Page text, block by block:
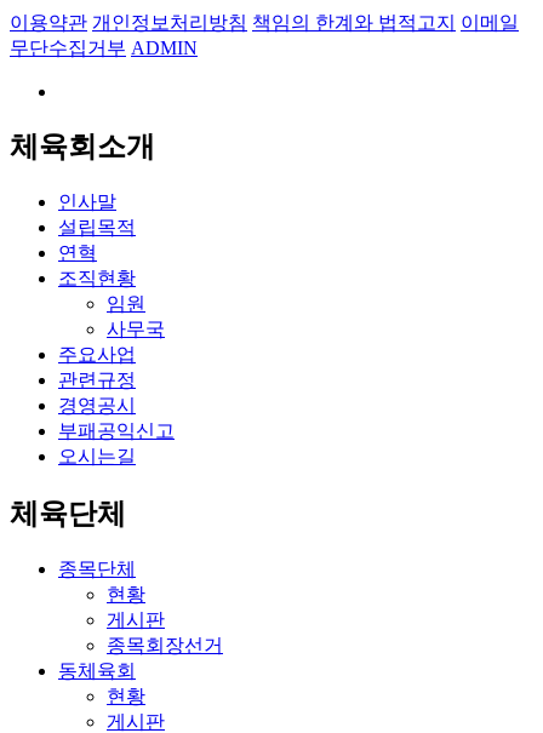
이용약관 개인정보처리방침 책임의 한계와 법적고지
이메일
무단수집거부 ADMIN
체육회소개
인사말
설립목적
연혁
조직현황
임원
사무국
주요사업
관련규정
경영공시
부패공익신고
오시는길
체육단체
종목단체
현황
게시판
종목회장선거
동체육회
현황
게시판